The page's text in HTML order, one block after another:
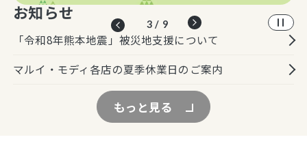
3 / 9
お知らせ
「令和8年熊本地震」被災地支援について
マルイ・モディ各店の夏季休業日のご案内
もっと見る